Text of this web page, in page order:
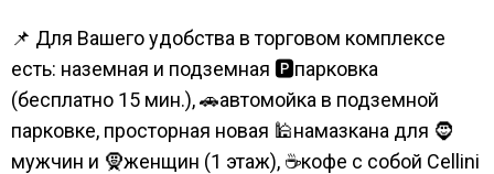
📌 Для Вашего удобства в торговом комплексе
есть: наземная и подземная 🅿парковка
(бесплатно 15 мин.), 🚗автомойка в подземной
парковке, просторная новая 🕌намазкана для 🧔
мужчин и 🧕женщин (1 этаж), ☕кофе с собой Cellini